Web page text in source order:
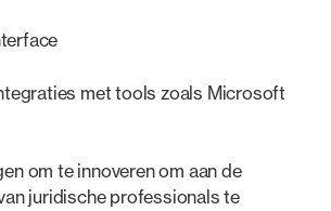
met tools zoals Microsoft
om te innoveren om aan de
juridische professionals te